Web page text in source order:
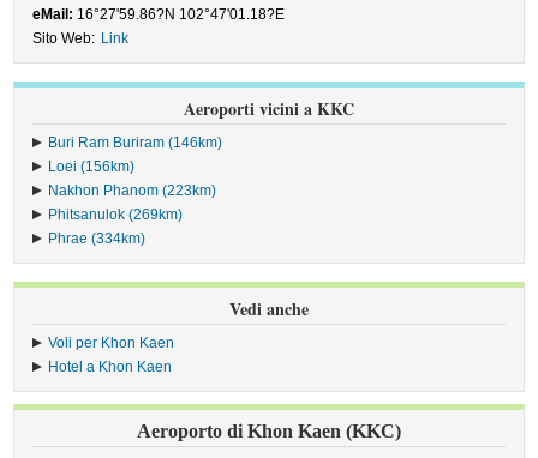
eMail: 16°27'59.86?N 102°47'01.18?E
Sito Web: Link
Aeroporti vicini a KKC
Buri Ram Buriram (146km)
Loei (156km)
Nakhon Phanom (223km)
Phitsanulok (269km)
Phrae (334km)
Vedi anche
Voli per Khon Kaen
Hotel a Khon Kaen
Aeroporto di Khon Kaen (KKC)